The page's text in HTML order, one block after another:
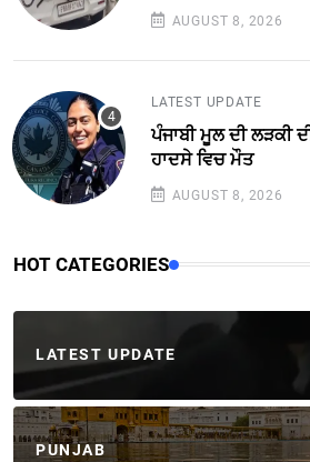
AUGUST 8, 2026
LATEST UPDATE
ਪੰਜਾਬੀ ਮੂਲ ਦੀ ਲੜਕੀ
ਹਾਦਸੇ ਵਿਚ ਮੌਤ
AUGUST 8, 2026
HOT CATEGORIES
LATEST UPDATE
PUNJAB